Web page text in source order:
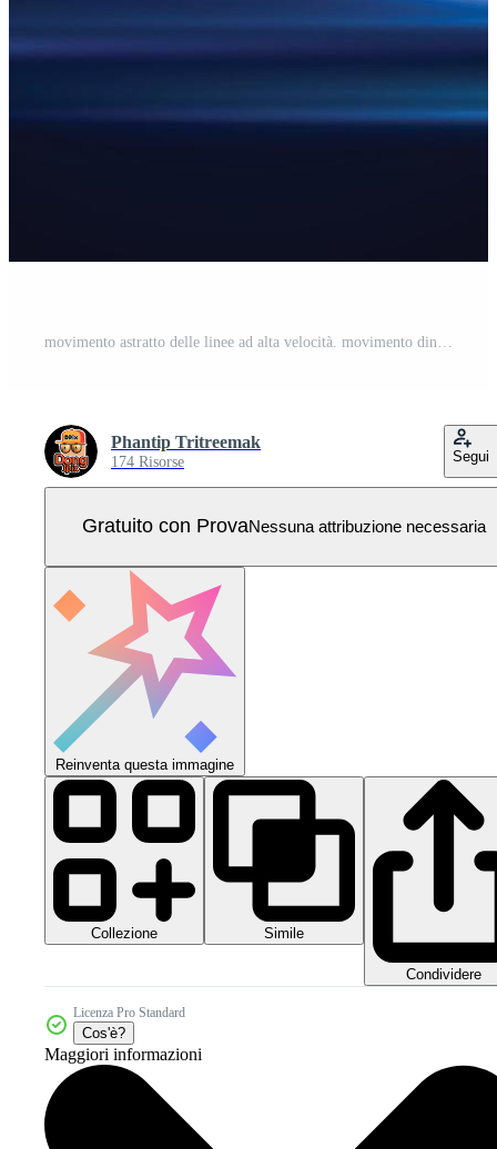
Phantip Tritreemak
174 Risorse Segui
Gratuito con ProvaNessuna attribuzione necessaria
Reinventa questa immagine
Collezione Simile
Condividere
Licenza Pro Standard
Cos'è?
Maggiori informazioni